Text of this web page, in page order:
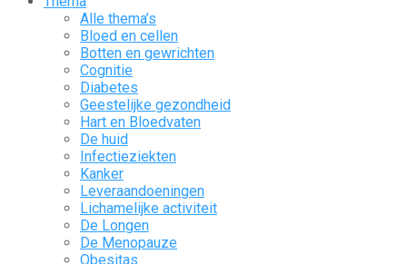
Alle thema’s
Bloed en cellen
Botten en gewrichten
Cognitie
Diabetes
Geestelijke gezondheid
Hart en Bloedvaten
De huid
Infectieziekten
Kanker
Leveraandoeningen
Lichamelijke activiteit
De Longen
De Menopauze
Obesitas